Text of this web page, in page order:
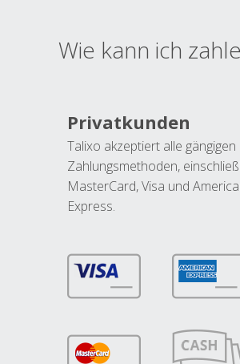
Wie kann ich
Privatkunden
Talixo akzeptiert alle gängigen
Zahlungsmethoden,
MasterCard, Visa und
Express.